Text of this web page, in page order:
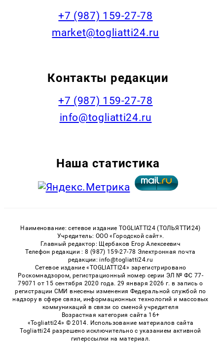
+7 (987) 159-27-78
market@togliatti24.ru
Контакты редакции
+7 (987) 159-27-78
info@togliatti24.ru
Наша статистика
Наименование: сетевое издание TOGLIATTI24 (ТОЛЬЯТТИ24)
Учредитель: ООО «Городской сайт».
Главный редактор: Щербаков Егор Алексеевич
Телефон редакции : 8 (987) 159-27-78 Электронная почта
редакции: info@togliatti24.ru
Сетевое издание «TOGLIATTI24» зарегистрировано
Роскомнадзором, регистрационный номер серии ЭЛ № ФС 77-
79071 от 15 сентября 2020 года. 29 января 2026 г. в запись о
регистрации СМИ внесены изменения Федеральной службой по
надзору в сфере связи, информационных технологий и массовых
коммуникаций в связи со сменой учредителя
Возрастная категория сайта 16+
«Togliatti24» © 2014. Использование материалов сайта
Togliatti24 разрешено исключительно с указанием активной
гиперссылки на материал.